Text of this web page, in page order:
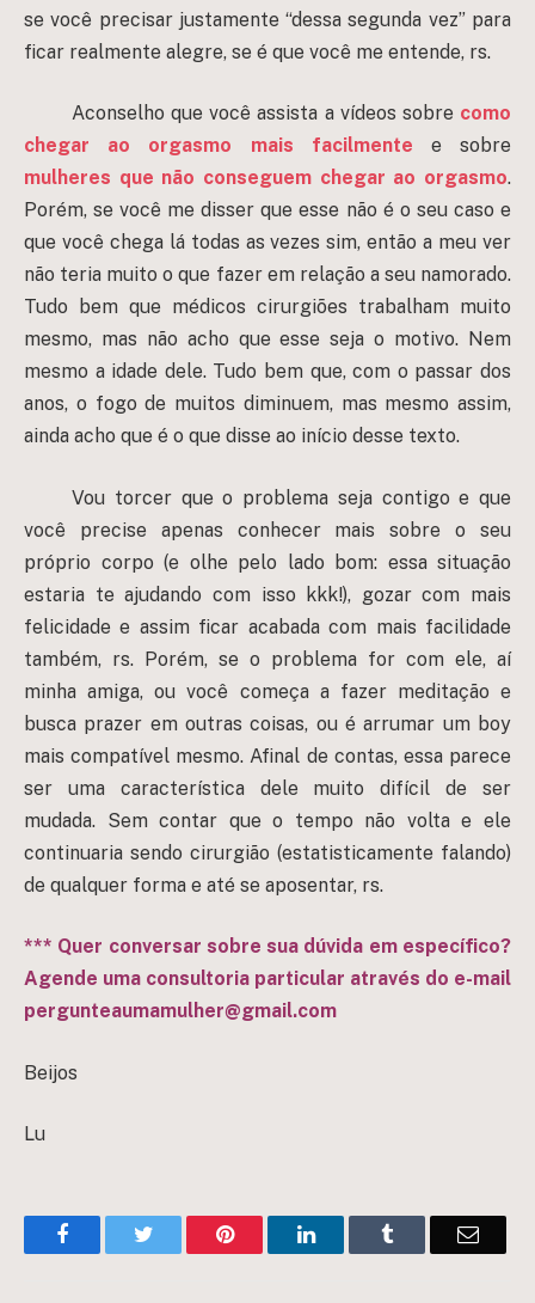
se você precisar justamente “dessa segunda vez” para
ficar realmente alegre, se é que você me entende, rs.
Aconselho que você assista a vídeos sobre como
chegar ao orgasmo mais facilmente e sobre
mulheres que não conseguem chegar ao orgasmo.
Porém, se você me disser que esse não é o seu caso e
que você chega lá todas as vezes sim, então a meu ver
não teria muito o que fazer em relação a seu namorado.
Tudo bem que médicos cirurgiões trabalham muito
mesmo, mas não acho que esse seja o motivo. Nem
mesmo a idade dele. Tudo bem que, com o passar dos
anos, o fogo de muitos diminuem, mas mesmo assim,
ainda acho que é o que disse ao início desse texto.
Vou torcer que o problema seja contigo e que
você precise apenas conhecer mais sobre o seu
próprio corpo (e olhe pelo lado bom: essa situação
estaria te ajudando com isso kkk!), gozar com mais
felicidade e assim ficar acabada com mais facilidade
também, rs. Porém, se o problema for com ele, aí
minha amiga, ou você começa a fazer meditação e
busca prazer em outras coisas, ou é arrumar um boy
mais compatível mesmo. Afinal de contas, essa parece
ser uma característica dele muito difícil de ser
mudada. Sem contar que o tempo não volta e ele
continuaria sendo cirurgião (estatisticamente falando)
de qualquer forma e até se aposentar, rs.
*** Quer conversar sobre sua dúvida em específico?
Agende uma consultoria particular através do e-mail
pergunteaumamulher@gmail.com
Beijos
Lu
FacebookTwitter Pinterest LinkedInTumblr Email